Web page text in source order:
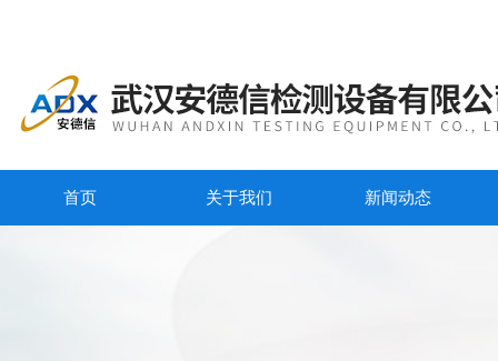
首页 关于我们 新闻动态